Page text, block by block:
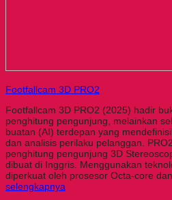
Footfallcam 3D PRO2
Footfallcam 3D PRO2 (2025) hadir
penghitung pengunjung, melainkan
buatan (AI) terdepan yang
dan analisis perilaku pelanggan.
penghitung pengunjung 3D
dibuat di Inggris. Menggunakan
diperkuat oleh prosesor Octa-core
selengkapnya